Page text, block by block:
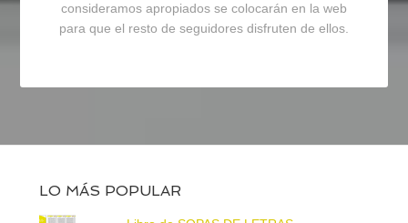
consideramos apropiados se colocarán en la web
para que el resto de seguidores disfruten de ellos.
LO MÁS POPULAR